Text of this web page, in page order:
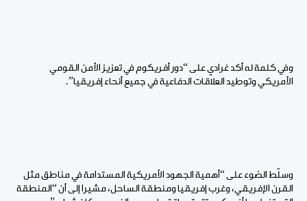
وفي كلمة له أكد غرادي على “دور أفريكوم في تعزيز الأمن القومي
الأمريكي وتوطيد العلاقات الدفاعية في جميع أنحاء إفريقيا”.
وسلّط الضوء على “أهمية الجهود الأمريكية المستدامة في مناطق مثل
القرن الإفريقي، وغرب إفريقيا ومنطقة الساحل، مشيرا إلى أن “المنطقة